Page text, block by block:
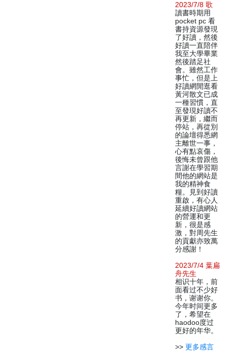
2023/7/8 歌
讀書時期用
pocket pc 看
書持資源發現
了好讀，然後
好讀一直陪伴
我至大學畢業
然後踏足社
會。雖然工作
事忙，但是上
好讀網閒逛看
黃河散文已成
一種習慣，直
至發現好讀不
再更新，繼而
停站，再從別
的論壇得悉網
主離世一事，
心有點哀傷，
後悔未曾跟他
言謝在學習期
間他的網站是
我的精神食
糧。見到好讀
重啟，有心人
延續好讀網站
的營運和更
新，很是感
激，對周先生
的貢獻亦致萬
分感謝！
2023/7/4 葉扁
舟先生
相识十年，前
面看过不少好
书，谢谢你。
今年时间更多
了，希望在
haodoo度过
更好的年华。
>> 更多感言